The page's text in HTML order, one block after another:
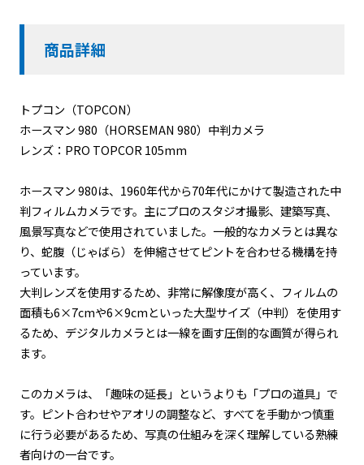
商品詳細
トプコン（TOPCON）
ホースマン 980（HORSEMAN 980）中判カメラ
レンズ：PRO TOPCOR 105mm
ホースマン 980は、1960年代から70年代にかけて製造された中
判フィルムカメラです。主にプロのスタジオ撮影、建築写真、
風景写真などで使用されていました。一般的なカメラとは異な
り、蛇腹（じゃばら）を伸縮させてピントを合わせる機構を持
っています。
大判レンズを使用するため、非常に解像度が高く、フィルムの
面積も6×7cmや6×9cmといった大型サイズ（中判）を使用す
るため、デジタルカメラとは一線を画す圧倒的な画質が得られ
ます。
このカメラは、「趣味の延長」というよりも「プロの道具」で
す。ピント合わせやアオリの調整など、すべてを手動かつ慎重
に行う必要があるため、写真の仕組みを深く理解している熟練
者向けの一台です。